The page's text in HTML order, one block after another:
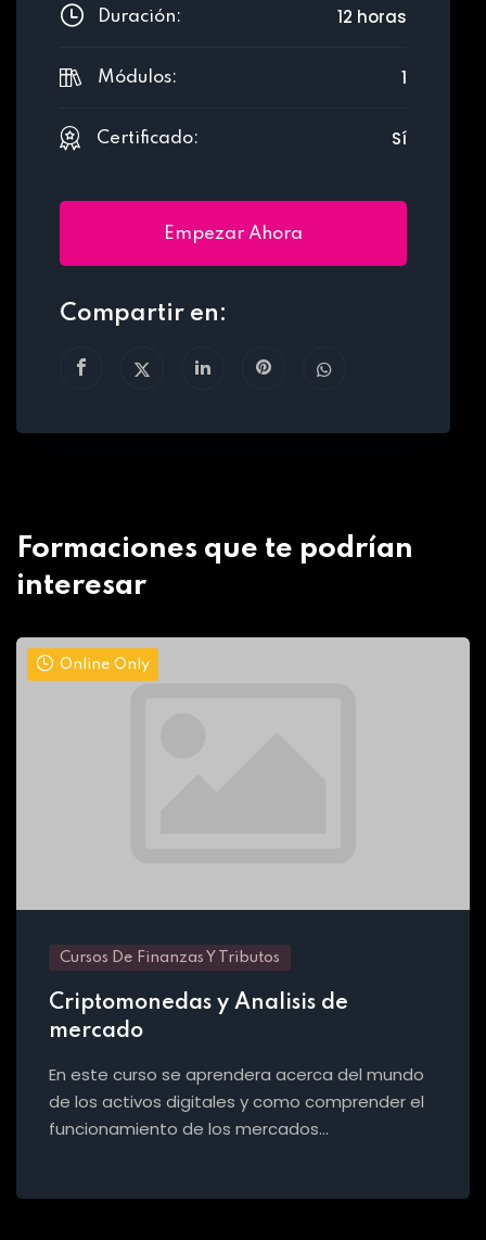
Duración: 12 horas
Módulos: 1
Certificado: Sí
Empezar Ahora
Compartir en:
Formaciones que te podrían
interesar
Online Only
Cursos De Finanzas Y Tributos
Criptomonedas y Analisis de
mercado
En este curso se aprendera acerca del mundo
de los activos digitales y como comprender el
funcionamiento de los mercados…